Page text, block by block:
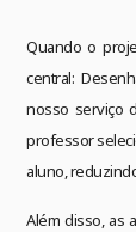
Quando o
central:
nosso serviço
professor
aluno,
Além disso, as